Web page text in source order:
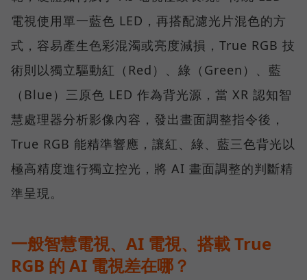
電視使用單一藍色 LED，再搭配濾光片混色的方
式，容易產生色彩混濁或亮度減損，True RGB 技
術則以獨立驅動紅（Red）、綠（Green）、藍
（Blue）三原色 LED 作為背光源，當 XR 認知智
慧處理器分析影像內容，發出畫面調整指令後，
True RGB 能精準響應，讓紅、綠、藍三色背光以
極高精度進行獨立控光，將 AI 畫面調整的判斷精
準呈現。
一般智慧電視、AI 電視、搭載 True
RGB 的 AI 電視差在哪？